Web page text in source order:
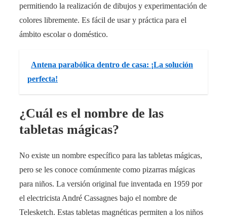
permitiendo la realización de dibujos y experimentación de
colores libremente. Es fácil de usar y práctica para el
ámbito escolar o doméstico.
Antena parabólica dentro de casa: ¡La solución
perfecta!
¿Cuál es el nombre de las
tabletas mágicas?
No existe un nombre específico para las tabletas mágicas,
pero se les conoce comúnmente como pizarras mágicas
para niños. La versión original fue inventada en 1959 por
el electricista André Cassagnes bajo el nombre de
Telesketch. Estas tabletas magnéticas permiten a los niños